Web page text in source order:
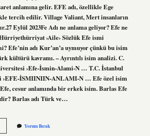
anlamına gelir. EFE adı, özellikle Ege
tercih edilir. Village Valiant, Mert insanların
Eylül 2023Fe Adı ne anlama geliyor? Efe ne
›Aile› Sözlük Efe ismi
Efe’nin adı Kur’an’a uymuyor çünkü bu isim
kültürü kavramı. – Ayrıntılı isim analizi. C.
›Efe-İsmin-Alami-N … T.C. İstanbul
›EFE-İSMIINIIN-ANLAMI-N … Efe özel isim
cesur anlamında bir erkek isim. Barlas Efe
Barlas adı Türk ve…
Yorum Bırak